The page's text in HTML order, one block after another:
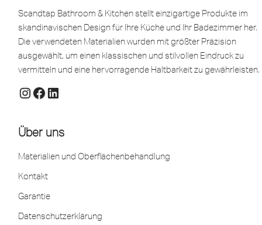
Scandtap Bathroom & Kitchen stellt einzigartige Produkte im
skandinavischen Design für Ihre Küche und Ihr Badezimmer her.
Die verwendeten Materialien wurden mit größter Präzision
ausgewählt, um einen klassischen und stilvollen Eindruck zu
vermitteln und eine hervorragende Haltbarkeit zu gewährleisten.
Über uns
Materialien und Oberflächenbehandlung
Kontakt
Garantie
Datenschutzerklärung